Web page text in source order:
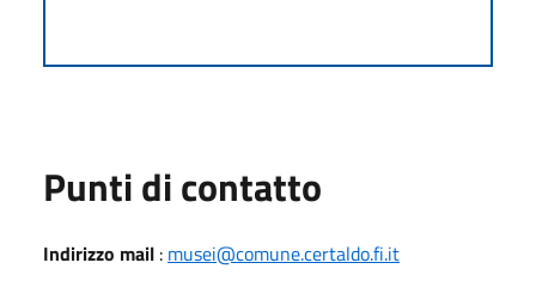
Punti di contatto
Indirizzo mail : musei@comune.certaldo.fi.it